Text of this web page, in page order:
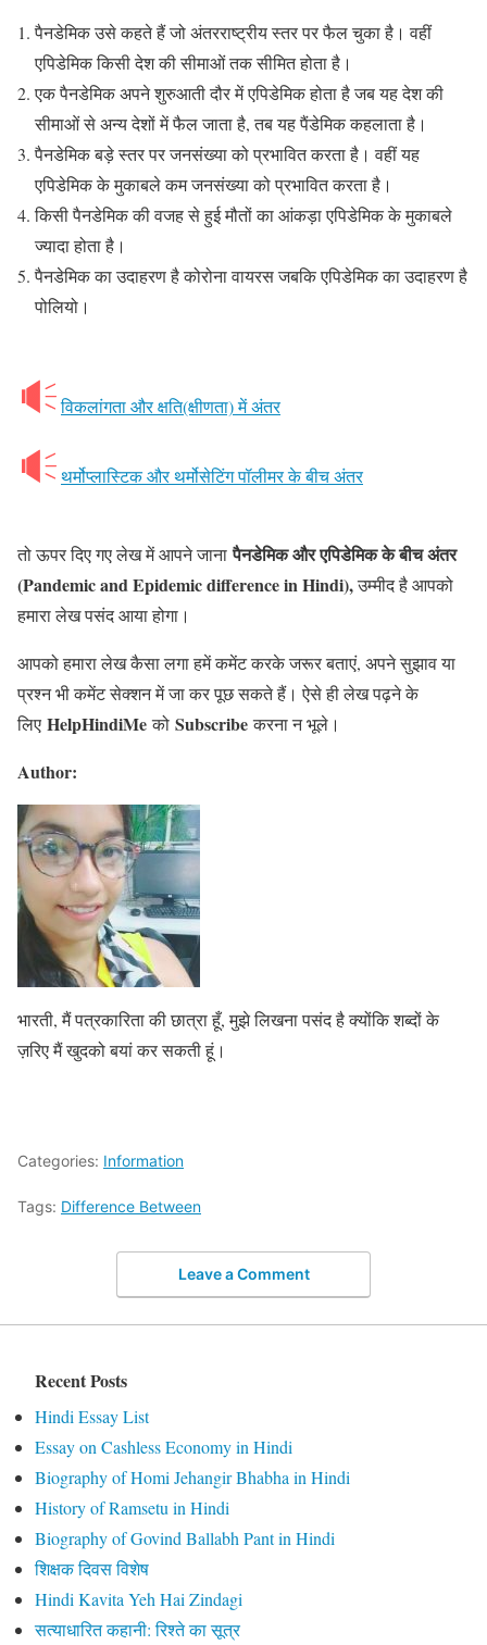
पैनडेमिक उसे कहते हैं जो अंतरराष्ट्रीय स्तर पर फैल चुका है। वहीं
एपिडेमिक किसी देश की सीमाओं तक सीमित होता है।
एक पैनडेमिक अपने शुरुआती दौर में एपिडेमिक होता है जब यह देश की
सीमाओं से अन्य देशों में फैल जाता है, तब यह पैंडेमिक कहलाता है।
पैनडेमिक बड़े स्तर पर जनसंख्या को प्रभावित करता है। वहीं यह
एपिडेमिक के मुकाबले कम जनसंख्या को प्रभावित करता है।
किसी पैनडेमिक की वजह से हुई मौतों का आंकड़ा एपिडेमिक के मुकाबले
ज्यादा होता है।
पैनडेमिक का उदाहरण है कोरोना वायरस जबकि एपिडेमिक का उदाहरण है
पोलियो।
विकलांगता और क्षति(क्षीणता) में अंतर
थर्मोप्लास्टिक और थर्मोसेटिंग पॉलीमर के बीच अंतर
तो ऊपर दिए गए लेख में आपने जानापैनडेमिक और एपिडेमिक के बीच अंतर
(Pandemic and Epidemic difference in Hindi),उम्मीद है आपको
हमारा लेख पसंद आया होगा।
आपको हमारा लेख कैसा लगा हमें कमेंट करके जरूर बताएं, अपने सुझाव या
प्रश्न भी कमेंट सेक्शन में जा कर पूछ सकते हैं। ऐसे ही लेख पढ़ने के
लिए HelpHindiMeको Subscribeकरना न भूले।
Author:
भारती, मैं पत्रकारिता की छात्रा हूँ, मुझे लिखना पसंद है क्योंकि शब्दों के
ज़रिए मैं खुदको बयां कर सकती हूं।
Categories: Information
Tags: Difference Between
Leave a Comment
Recent Posts
Hindi Essay List
Essay on Cashless Economy in Hindi
Biography of Homi Jehangir Bhabha in Hindi
History of Ramsetu in Hindi
Biography of Govind Ballabh Pant in Hindi
शिक्षक दिवस विशेष
Hindi Kavita Yeh Hai Zindagi
सत्याधारित कहानी: रिश्ते का सूत्र